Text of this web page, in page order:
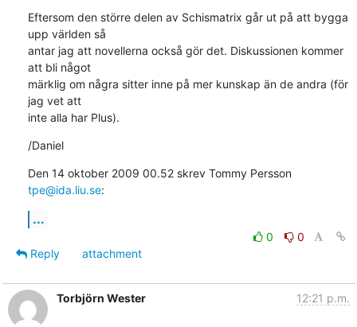
Eftersom den större delen av Schismatrix går ut på att bygga
upp världen så
antar jag att novellerna också gör det. Diskussionen kommer
att bli något
märklig om några sitter inne på mer kunskap än de andra (för
jag vet att
inte alla har Plus).
/Daniel
Den 14 oktober 2009 00.52 skrev Tommy Persson
tpe@ida.liu.se:
...
0
0
Reply
attachment
Torbjörn Wester 12:21 p.m.